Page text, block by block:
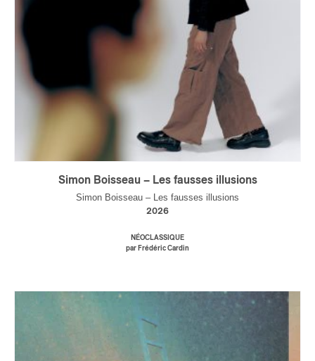
Simon Boisseau – Les fausses illusions
Simon Boisseau – Les fausses illusions
2026
NÉOCLASSIQUE
par Frédéric Cardin